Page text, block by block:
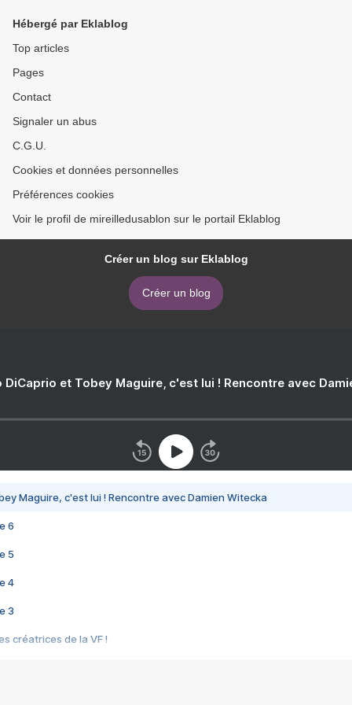
Hébergé par Eklablog
Top articles
Pages
Contact
Signaler un abus
C.G.U.
Cookies et données personnelles
Préférences cookies
Voir le profil de mireilledusablon sur le portail Eklablog
Créer un blog sur Eklablog
Créer un blog
DiCaprio et Tobey Maguire, c'est lui ! Rencontre avec
Maguire, c'est lui ! Rencontre avec Damien Witecka
6
5
4
3
créatrices de la VF !